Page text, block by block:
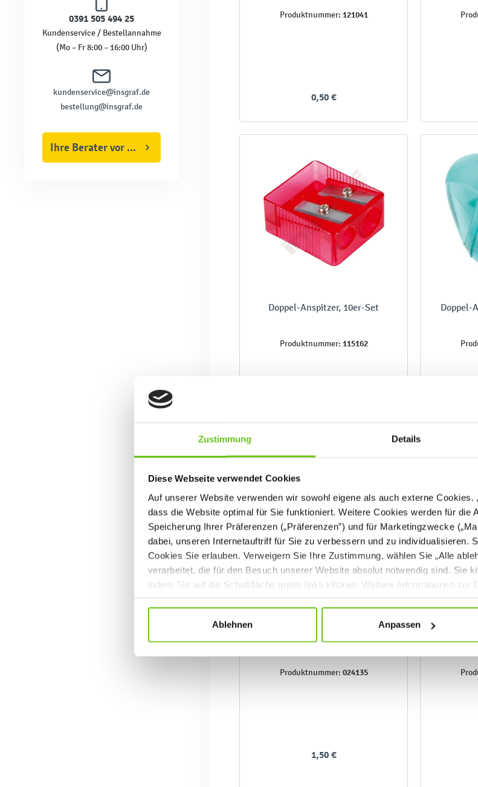
Zustimmung Details
Diese Webseite verwendet Cookies
Auf unserer Website verwenden wir sowohl eigene als auch externe Cookies.
dass die Website optimal für Sie funktioniert. Weitere Cookies werden für die
Speicherung Ihrer Präferenzen („Präferenzen”) und für Marketingzwecke
dabei, unseren Internetauftriff für Sie zu verbessern und zu individualisieren.
Cookies Sie erlauben. Verweigern Sie Ihre Zustimmung, wählen Sie „Alle
verarbeitet, die für den Besuch unserer Website absolut notwendig sind. Sie
indem Sie auf die Schaltfläche unten links klicken. Weitere Informationen zur
Datenschutzrichtlinien.
Ablehnen Anpassen
0391 505 494 25
Kundenservice / Bestellannahme
(Mo – Fr 8:00 – 16:00 Uhr)
kundenservice@insgraf.de
bestellung@insgraf.de
Ihre Berater vor Ort
Produktnummer: 121041
0,50 €
Doppel-Anspitzer, 10er-Set
Produktnummer: 115162
5,90 €
Doppel-
Produktnummer: 024135
1,50 €